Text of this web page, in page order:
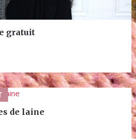
gratuit
de laine